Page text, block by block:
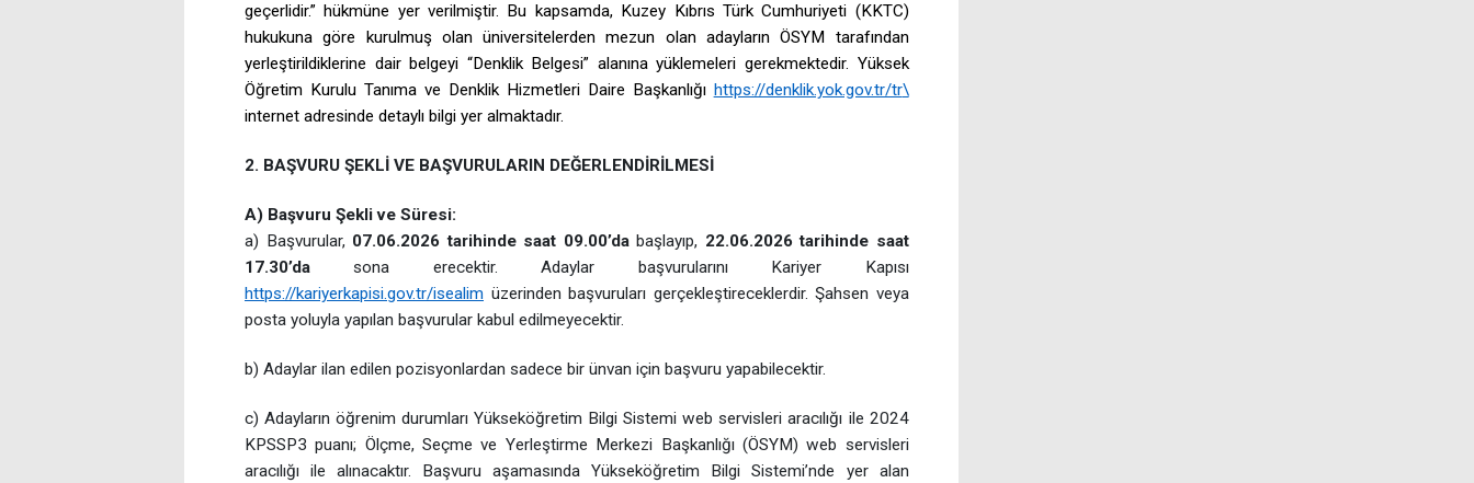
geçerlidir.” hükmüne yer verilmiştir. Bu kapsamda, Kuzey Kıbrıs Türk Cumhuriyeti (KKTC)
hukukuna göre kurulmuş olan üniversitelerden mezun olan adayların ÖSYM tarafından
yerleştirildiklerine dair belgeyi “Denklik Belgesi” alanına yüklemeleri gerekmektedir. Yüksek
Öğretim Kurulu Tanıma ve Denklik Hizmetleri Daire Başkanlığı https://denklik.yok.gov.tr/tr\
internet adresinde detaylı bilgi yer almaktadır.
2. BAŞVURU ŞEKLİ VE BAŞVURULARIN DEĞERLENDİRİLMESİ
A) Başvuru Şekli ve Süresi:
a) Başvurular, 07.06.2026 tarihinde saat 09.00’dabaşlayıp, 22.06.2026 tarihinde saat
17.30’da sona erecektir. Adaylar başvurularını Kariyer Kapısı
https://kariyerkapisi.gov.tr/isealim üzerinden başvuruları gerçekleştireceklerdir. Şahsen veya
posta yoluyla yapılan başvurular kabul edilmeyecektir.
b) Adaylar ilan edilen pozisyonlardan sadece bir ünvan için başvuru yapabilecektir.
c) Adayların öğrenim durumları Yükseköğretim Bilgi Sistemi web servisleri aracılığı ile 2024
KPSSP3 puanı; Ölçme, Seçme ve Yerleştirme Merkezi Başkanlığı (ÖSYM) web servisleri
aracılığı ile alınacaktır. Başvuru aşamasında Yükseköğretim Bilgi Sistemi’nde yer alan